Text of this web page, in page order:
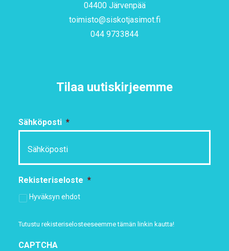
04400 Järvenpää
toimisto@siskotjasimot.fi
044 9733844
Tilaa uutiskirjeemme
Sähköposti *
Rekisteriseloste *
Hyväksyn ehdot
Tutustu rekisteriselosteeseemmetämän linkin kautta!
CAPTCHA